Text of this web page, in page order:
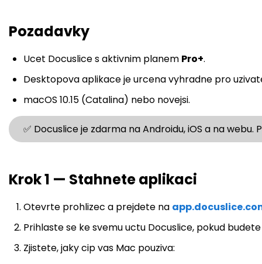
Pozadavky
Ucet Docuslice s aktivnim planem Pro+.
Desktopova aplikace je urcena vyhradne pro
macOS 10.15 (Catalina) nebo novejsi.
✅ Docuslice je zdarma na Androidu, iOS a na
Krok 1 — Stahnete aplikaci
Otevrte prohlizec a prejdete na
Prihlaste se ke svemu uctu Docuslice, pokud
Zjistete, jaky cip vas Mac pouziva: